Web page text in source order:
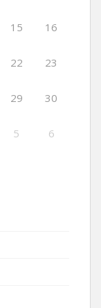
15 16
22 23
29 30
5 6